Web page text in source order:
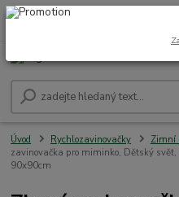
+420 604 278 943
Úvod Rychlozavinovačky Zimní
zavinovačka pro miminko, Dětský
90x90cm